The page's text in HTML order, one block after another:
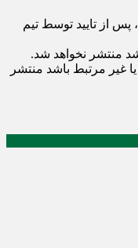
از تایید توسط تیم
منتشر نخواهد شد.
غیر مرتبط باشد منتشر